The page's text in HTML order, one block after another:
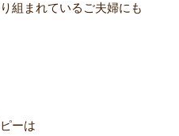
組まれているご夫婦にも
ーは